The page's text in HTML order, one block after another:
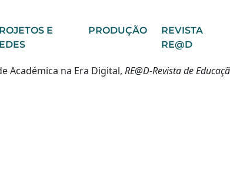
E
PRODUÇÃO
REVISTA
RE@D
Académica na Era Digital, RE@D-Revista de